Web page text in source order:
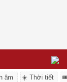
âm ☀️ Thời tiết